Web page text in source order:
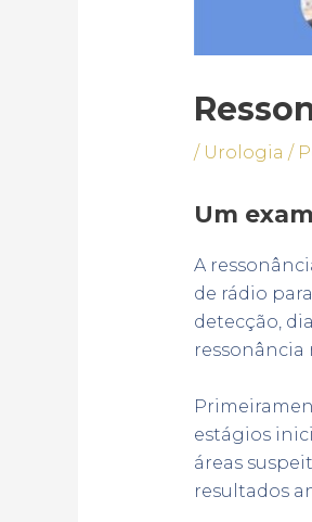
/ Urologia /
Um
A
de rádio
detecção,
ressonância
estágios
áreas
resultados